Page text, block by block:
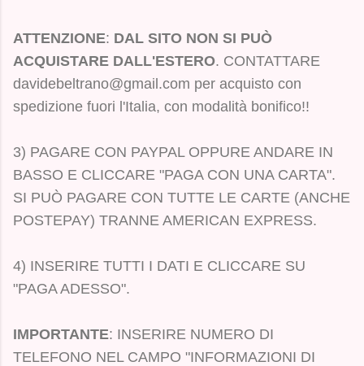
ATTENZIONE: DAL SITO NON SI PUÒ
ACQUISTARE DALL'ESTERO. CONTATTARE
davidebeltrano@gmail.com per acquisto con
spedizione fuori l'Italia, con modalità bonifico!!
3) PAGARE CON PAYPAL OPPURE ANDARE IN
BASSO E CLICCARE "PAGA CON UNA CARTA".
SI PUÒ PAGARE CON TUTTE LE CARTE (ANCHE
POSTEPAY) TRANNE AMERICAN EXPRESS.
4) INSERIRE TUTTI I DATI E CLICCARE SU
"PAGA ADESSO".
IMPORTANTE: INSERIRE NUMERO DI
TELEFONO NEL CAMPO "INFORMAZIONI DI